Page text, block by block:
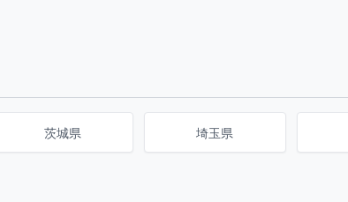
茨城県 埼玉県